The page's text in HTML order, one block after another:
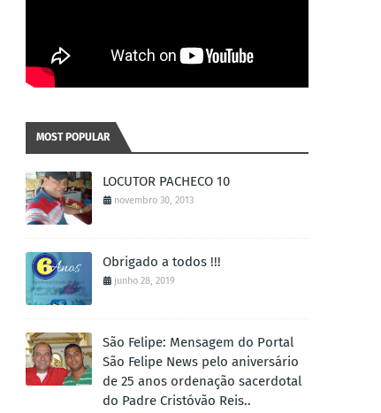
MOST POPULAR
LOCUTOR PACHECO 10
novembro 30, 2013
Obrigado a todos !!!
junho 28, 2019
São Felipe: Mensagem do Portal
São Felipe News pelo aniversário
de 25 anos ordenação sacerdotal
do Padre Cristóvão Reis..